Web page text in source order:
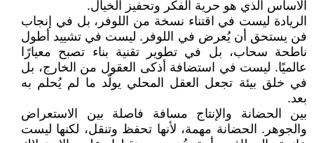
الأساس الذي هو حرية الفكر وتحفيز الخيال.
الريادة ليست في اقتناء نسخة من اللوفر، بل في إنجاب
فن يستحق أن يُعرض في اللوفر. ليست في تشييد أطول
ناطحة سحاب، بل في تطوير تقنية بناء تصبح معيارًا
عالميًا. ليست في استضافة أذكى العقول من الخارج، بل
في خلق بيئة تجعل العقل المحلي يولّد ما لم يُحلم به
بعد.
بين الحضانة والإنتاج مسافة فاصلة بين الاستعراض
والجوهر. الحضانة مهمة، لأنها تحفظ وتنقل، لكنها ليست